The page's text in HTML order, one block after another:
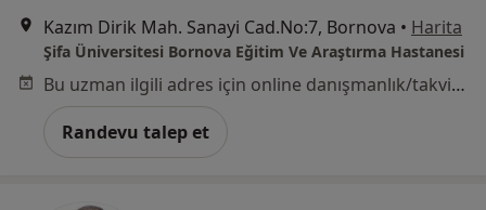
Kazım Dirik Mah. Sanayi Cad.No:7, Bornova • Harita
Şifa Üniversitesi Bornova Eğitim Ve Araştırma Hastanesi
Bu uzman ilgili adres için online danışmanlık/takvim sunmuyor.
Randevu talep et